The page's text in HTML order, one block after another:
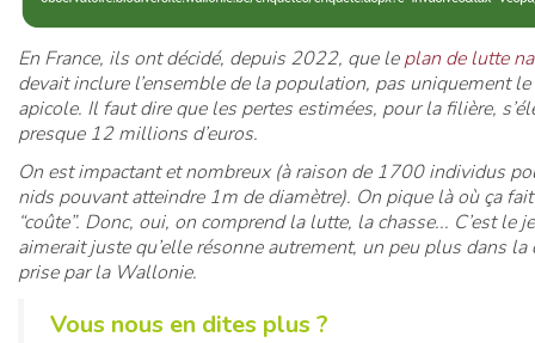
En France, ils ont décidé, depuis 2022, que leplan de lutte
devait inclure l’ensemble de la population, pas uniquement
apicole. Il faut dire que les pertes estimées, pour la filière,
presque 12 millions d’euros.
On est impactant et nombreux (à raison de 1700 individus
nids pouvant atteindre 1m de diamètre). On pique là où ça
“coûte”. Donc, oui, on comprend la lutte, la chasse... C’est le
aimerait juste qu’elle résonne autrement, un peu plus dans la
prise par la Wallonie.
Vous nous en dites plus ?